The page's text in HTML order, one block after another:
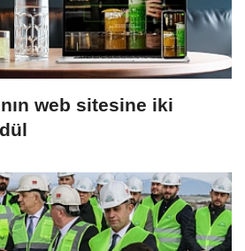
web sitesine iki